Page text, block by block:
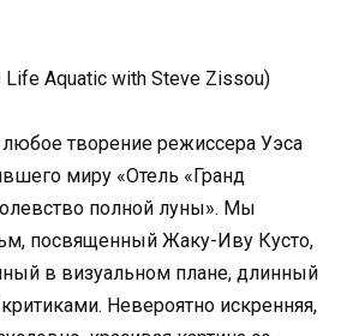
Aquatic with Steve Zissou)
творение режиссера Уэса
миру «Отель «Гранд
полной луны». Мы
посвященный Жаку-Иву Кусто,
в визуальном плане, длинный
Невероятно искренняя,